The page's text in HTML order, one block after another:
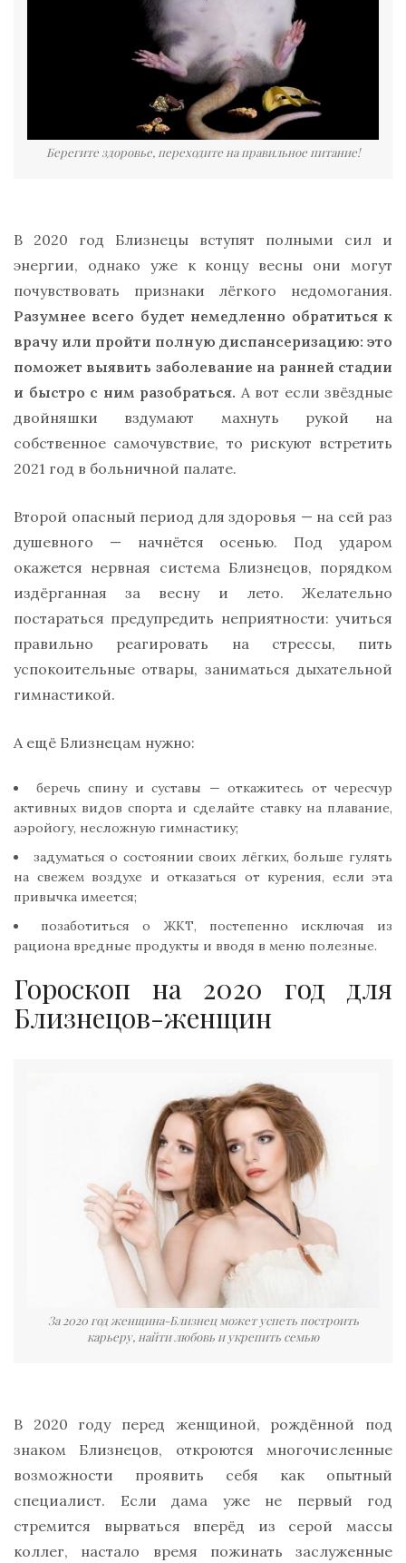
Берегите здоровье, переходите на правильное питание!
В 2020 год Близнецы вступят полными сил и
энергии, однако уже к концу весны они могут
почувствовать признаки лёгкого недомогания.
Разумнее всего будет немедленно обратиться к
врачу или пройти полную диспансеризацию: это
поможет выявить заболевание на ранней стадии
и быстро с ним разобраться. А вот если звёздные
двойняшки вздумают махнуть рукой на
собственное самочувствие, то рискуют встретить
2021 год в больничной палате.
Второй опасный период для здоровья — на сей раз
душевного — начнётся осенью. Под ударом
окажется нервная система Близнецов, порядком
издёрганная за весну и лето. Желательно
постараться предупредить неприятности: учиться
правильно реагировать на стрессы, пить
успокоительные отвары, заниматься дыхательной
гимнастикой.
А ещё Близнецам нужно:
беречь спину и суставы — откажитесь от чересчур
активных видов спорта и сделайте ставку на плавание,
аэройогу, несложную гимнастику;
задуматься о состоянии своих лёгких, больше гулять
на свежем воздухе и отказаться от курения, если эта
привычка имеется;
позаботиться о ЖКТ, постепенно исключая из
рациона вредные продукты и вводя в меню полезные.
Гороскоп на 2020 год для
Близнецов-женщин
За 2020 год женщина-Близнец может успеть построить
карьеру, найти любовь и укрепить семью
В 2020 году перед женщиной, рождённой под
знаком Близнецов, откроются многочисленные
возможности проявить себя как опытный
специалист. Если дама уже не первый год
стремится вырваться вперёд из серой массы
коллег, настало время пожинать заслуженные